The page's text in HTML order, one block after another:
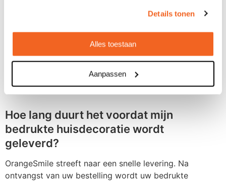
Details tonen
Alles toestaan
Aanpassen
voldoen en u de beste service te bieden. Neem vandaag
Veelgestelde vragen over
huisdecoratie bedrukken
Hoe lang duurt het voordat mijn
bedrukte huisdecoratie wordt
geleverd?
OrangeSmile streeft naar een snelle levering. Na
ontvangst van uw bestelling wordt uw bedrukte